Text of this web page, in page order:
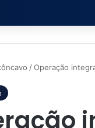
/ Operação